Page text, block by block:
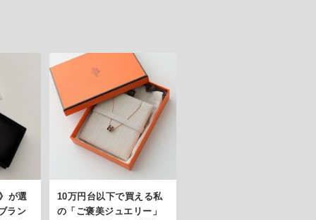
が選
ラン
10万円台以下で買える私
の「ご褒美ジュエリー」